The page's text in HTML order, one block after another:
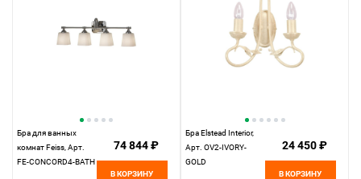
Бра для ванных
комнат Feiss, Арт.
FE-CONCORD4-BATH
74 844 ₽
В КОРЗИНУ
Бра Elstead Interior,
Арт. OV2-IVORY-
GOLD
24 450 ₽
В КОРЗИНУ